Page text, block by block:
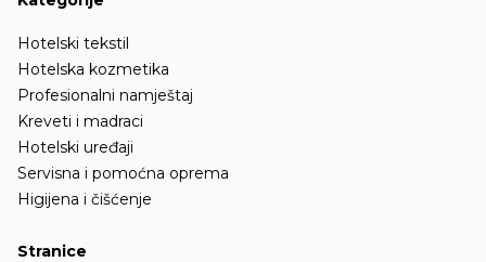
Ofingeri
Ostalo
Hotelski tekstil
Hotelska kozmetika
Profesionalni namještaj
Kreveti i madraci
Hotelski uređaji
Servisna i pomoćna oprema
Higijena i čišćenje
Stranice